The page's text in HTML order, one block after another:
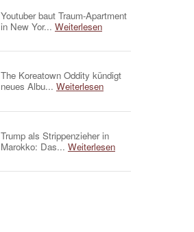
Youtuber baut Traum-Apartment
in New Yor... Weiterlesen
The Koreatown Oddity kündigt
neues Albu... Weiterlesen
Trump als Strippenzieher in
Marokko: Das... Weiterlesen